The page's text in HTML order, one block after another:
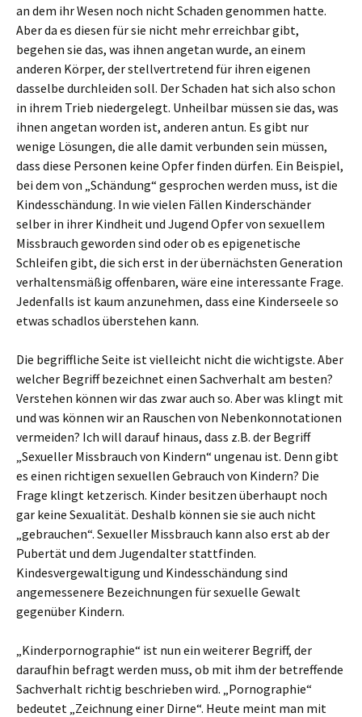
an dem ihr Wesen noch nicht Schaden genommen hatte.
Aber da es diesen für sie nicht mehr erreichbar gibt,
begehen sie das, was ihnen angetan wurde, an einem
anderen Körper, der stellvertretend für ihren eigenen
dasselbe durchleiden soll. Der Schaden hat sich also schon
in ihrem Trieb niedergelegt. Unheilbar müssen sie das, was
ihnen angetan worden ist, anderen antun. Es gibt nur
wenige Lösungen, die alle damit verbunden sein müssen,
dass diese Personen keine Opfer finden dürfen. Ein Beispiel,
bei dem von „Schändung“ gesprochen werden muss, ist die
Kindesschändung. In wie vielen Fällen Kinderschänder
selber in ihrer Kindheit und Jugend Opfer von sexuellem
Missbrauch geworden sind oder ob es epigenetische
Schleifen gibt, die sich erst in der übernächsten Generation
verhaltensmäßig offenbaren, wäre eine interessante Frage.
Jedenfalls ist kaum anzunehmen, dass eine Kinderseele so
etwas schadlos überstehen kann.
Die begriffliche Seite ist vielleicht nicht die wichtigste. Aber
welcher Begriff bezeichnet einen Sachverhalt am besten?
Verstehen können wir das zwar auch so. Aber was klingt mit
und was können wir an Rauschen von Nebenkonnotationen
vermeiden? Ich will darauf hinaus, dass z.B. der Begriff
„Sexueller Missbrauch von Kindern“ ungenau ist. Denn gibt
es einen richtigen sexuellen Gebrauch von Kindern? Die
Frage klingt ketzerisch. Kinder besitzen überhaupt noch
gar keine Sexualität. Deshalb können sie sie auch nicht
„gebrauchen“. Sexueller Missbrauch kann also erst ab der
Pubertät und dem Jugendalter stattfinden.
Kindesvergewaltigung und Kindesschändung sind
angemessenere Bezeichnungen für sexuelle Gewalt
gegenüber Kindern.
„Kinderpornographie“ ist nun ein weiterer Begriff, der
daraufhin befragt werden muss, ob mit ihm der betreffende
Sachverhalt richtig beschrieben wird. „Pornographie“
bedeutet „Zeichnung einer Dirne“. Heute meint man mit